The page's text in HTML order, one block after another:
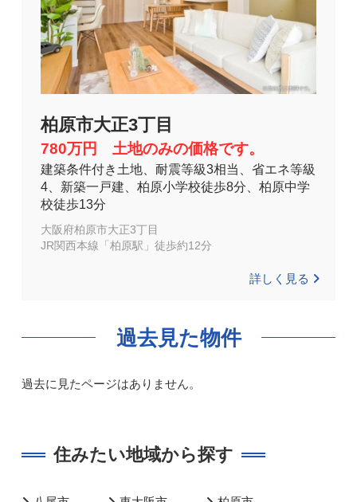
柏原市大正3丁目
780万円 土地のみの価格です。
建築条件付き土地、耐震等級3相当、省エネ等級
4、新築一戸建、柏原小学校徒歩8分、柏原中学
校徒歩13分
大阪府柏原市大正3丁目
JR関西本線「柏原駅」徒歩約12分
詳しく見る
過去見た物件
過去に見たページはありません。
住みたい地域から探す